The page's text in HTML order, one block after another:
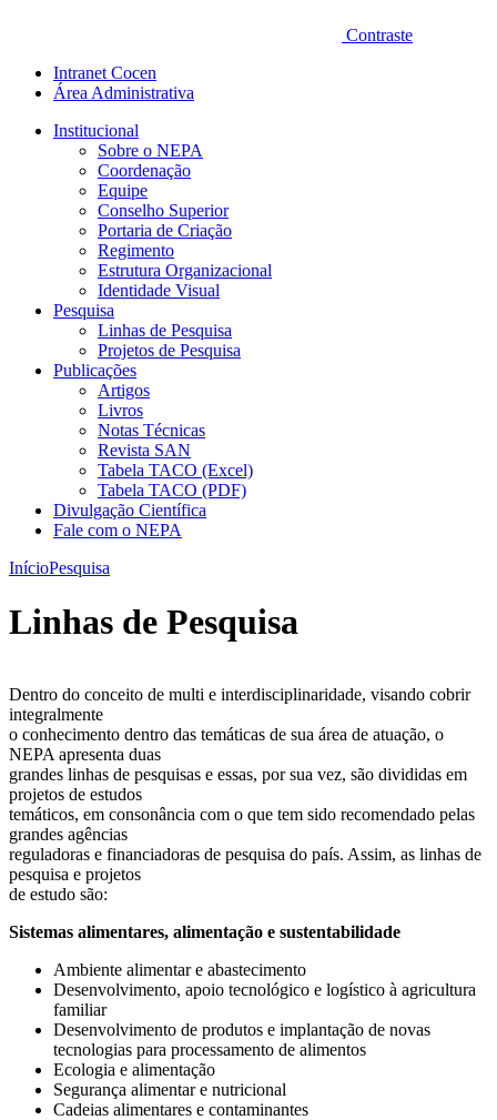
Contraste
Intranet Cocen
Área Administrativa
Institucional
Sobre o NEPA
Coordenação
Equipe
Conselho Superior
Portaria de Criação
Regimento
Estrutura Organizacional
Identidade Visual
Pesquisa
Linhas de Pesquisa
Projetos de Pesquisa
Publicações
Artigos
Livros
Notas Técnicas
Revista SAN
Tabela TACO (Excel)
Tabela TACO (PDF)
Divulgação Científica
Fale com o NEPA
InícioPesquisa
Linhas de Pesquisa
Dentro do conceito de multi e interdisciplinaridade, visando cobrir
integralmente
o conhecimento dentro das temáticas de sua área de atuação, o
NEPA apresenta duas
grandes linhas de pesquisas e essas, por sua vez, são divididas em
projetos de estudos
temáticos, em consonância com o que tem sido recomendado pelas
grandes agências
reguladoras e financiadoras de pesquisa do país. Assim, as linhas de
pesquisa e projetos
de estudo são:
Sistemas alimentares, alimentação e sustentabilidade
Ambiente alimentar e abastecimento
Desenvolvimento, apoio tecnológico e logístico à agricultura
familiar
Desenvolvimento de produtos e implantação de novas
tecnologias para processamento de alimentos
Ecologia e alimentação
Segurança alimentar e nutricional
Cadeias alimentares e contaminantes